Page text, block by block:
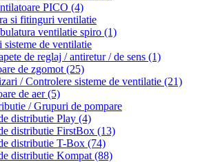
PICO (4)
si fitinguri ventilatie
ventilatie spiro (1)
sisteme de ventilatie
de reglaj / antiretur / de sens (1)
de zgomot (25)
/ Controlere sisteme de ventilatie (21)
de aer(5)
/ Grupuri de pompare
distributie Play (4)
distributie FirstBox (13)
distributie T-Box (74)
distributie Kompat (88)